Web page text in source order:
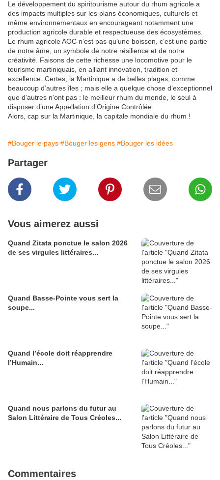
Le développement du spiritourisme autour du rhum agricole a
des impacts multiples sur les plans économiques, culturels et
même environnementaux en encourageant notamment une
production agricole durable et respectueuse des écosystèmes.
Le rhum agricole AOC n’est pas qu’une boisson, c’est une partie
de notre âme, un symbole de notre résilience et de notre
créativité. Faisons de cette richesse une locomotive pour le
tourisme martiniquais, en alliant innovation, tradition et
excellence. Certes, la Martinique a de belles plages, comme
beaucoup d’autres îles ; mais elle a quelque chose d’exceptionnel
que d’autres n’ont pas : le meilleur rhum du monde, le seul à
disposer d’une Appellation d’Origine Contrôlée.
Alors, cap sur la Martinique, la capitale mondiale du rhum !
#Bouger le pays #Bouger les gens #Bouger les idées
Partager
Vous aimerez aussi
Quand Zitata ponctue le salon 2026
de ses virgules littéraires...
Quand Basse-Pointe vous sert la
soupe...
Quand l’école doit réapprendre
l’Humain...
Quand nous parlons du futur au
Salon Littéraire de Tous Créoles...
Commentaires